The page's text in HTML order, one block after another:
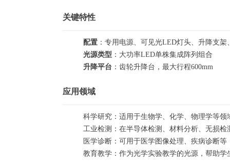
关键特性
配置 ：专用电源、可见光LED灯头、升降支
光源类型 ：大功率LED单株集成阵列组合
升降平台 ：齿轮升降台，最大行程600mm
应用领域
科学研究：适用于生物学、化学、物理学等
工业检测：在半导体检测、材料分析、无损检
医学诊断：可用于医学图像处理、疾病诊断
教育教学：作为光学实验教学的光源，帮助学